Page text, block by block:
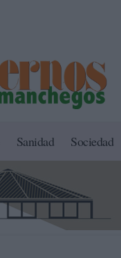
Sanidad Sociedad